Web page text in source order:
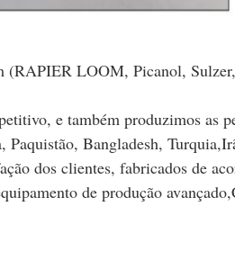
(RAPIER LOOM, Picanol,
e também produzimos as
Bangladesh,
dos clientes, fabricados de
de produção